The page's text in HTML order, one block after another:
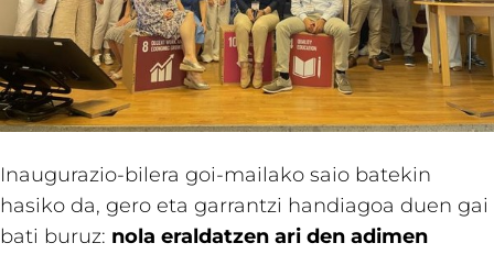
Inaugurazio-bilera goi-mailako saio batekin
hasiko da, gero eta garrantzi handiagoa duen gai
bati buruz: nola eraldatzen ari den adimen